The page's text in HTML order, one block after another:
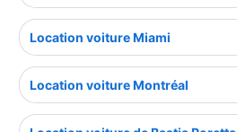
Location voiture Miami
Location voiture Montréal